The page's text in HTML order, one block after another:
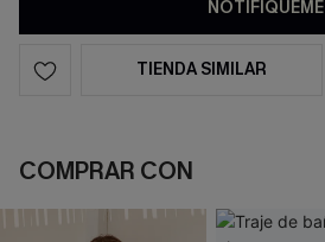
NOTIFÍQUEME
TIENDA SIMILAR
COMPRAR CON